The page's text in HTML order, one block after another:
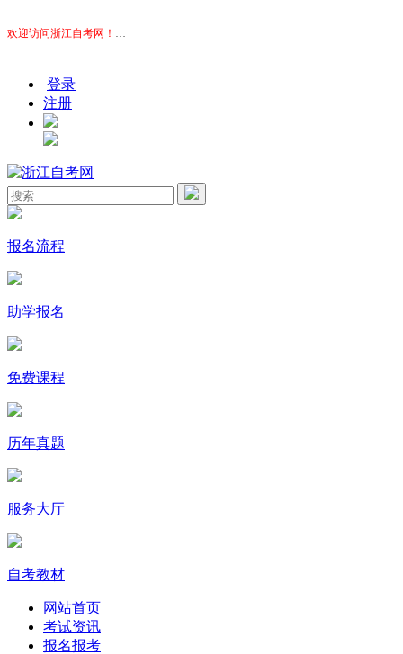
欢迎访问浙江自考网！
本站为考生提供浙江自考信息服务，网站信息供学习交流使
登录
注册
报名流程
助学报名
免费课程
历年真题
服务大厅
自考教材
网站首页
考试资讯
报名报考